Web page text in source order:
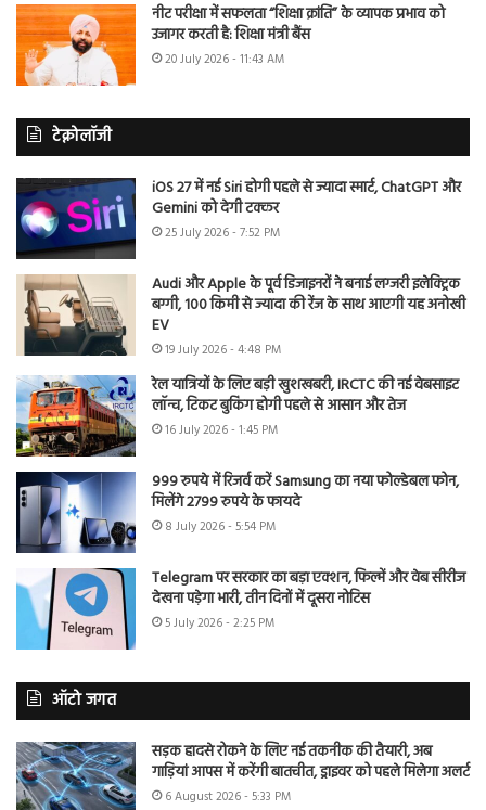
नीट परीक्षा में सफलता “शिक्षा क्रांति” के व्यापक प्रभाव को
उजागर करती है: शिक्षा मंत्री बैंस
20 July 2026 - 11:43 AM
टेक्नोलॉजी
iOS 27 में नई Siri होगी पहले से ज्यादा स्मार्ट, ChatGPT और
Gemini को देगी टक्कर
25 July 2026 - 7:52 PM
Audi और Apple के पूर्व डिजाइनरों ने बनाई लग्जरी इलेक्ट्रिक
बग्गी, 100 किमी से ज्यादा की रेंज के साथ आएगी यह अनोखी
EV
19 July 2026 - 4:48 PM
रेल यात्रियों के लिए बड़ी खुशखबरी, IRCTC की नई वेबसाइट
लॉन्च, टिकट बुकिंग होगी पहले से आसान और तेज
16 July 2026 - 1:45 PM
999 रुपये में रिजर्व करें Samsung का नया फोल्डेबल फोन,
मिलेंगे 2799 रुपये के फायदे
8 July 2026 - 5:54 PM
Telegram पर सरकार का बड़ा एक्शन, फिल्में और वेब सीरीज
देखना पड़ेगा भारी, तीन दिनों में दूसरा नोटिस
5 July 2026 - 2:25 PM
ऑटो जगत
सड़क हादसे रोकने के लिए नई तकनीक की तैयारी, अब
गाड़ियां आपस में करेंगी बातचीत, ड्राइवर को पहले मिलेगा अलर्ट
6 August 2026 - 5:33 PM